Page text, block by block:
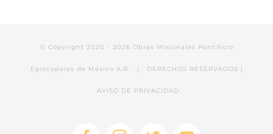
© Copyright 2020 - 2026 Obras Misionales Pontificio
Episcopales de México A.R. | DERECHOS RESERVADOS |
AVISO DE PRIVACIDAD